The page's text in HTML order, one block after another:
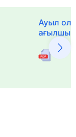
Ауыл
ағылшын